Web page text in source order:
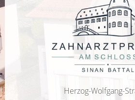
Herzog-Wolfgang-